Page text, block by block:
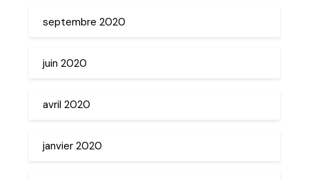
septembre 2020
juin 2020
avril 2020
janvier 2020